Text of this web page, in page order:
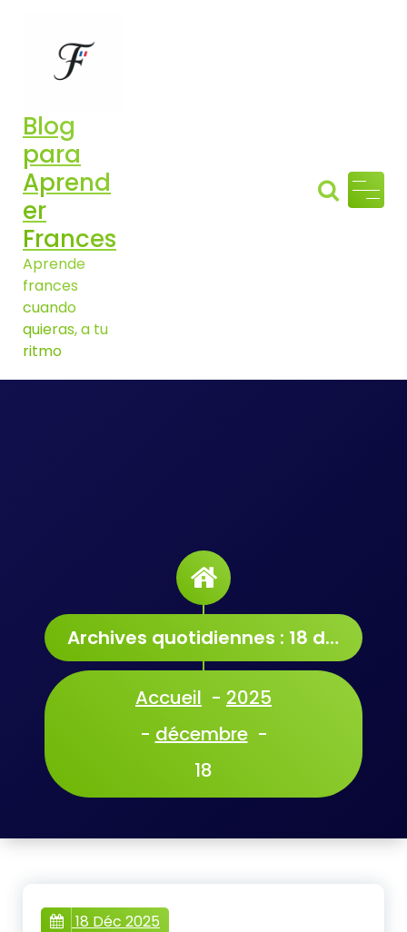
contenu
Blog
para
Aprend
er
Frances
Aprende
frances
cuando
quieras, a tu
ritmo
Archives quotidiennes : 18 décembre 2025
Accueil - 2025
- décembre-
18
18 Déc 2025